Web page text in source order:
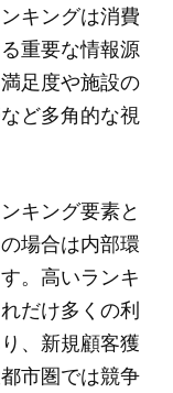
キングは消費
重要な情報源
足度や施設の
ど多角的な視
キング要素と
場合は内部環
。高いランキ
だけ多くの利
、新規顧客獲
市圏では競争